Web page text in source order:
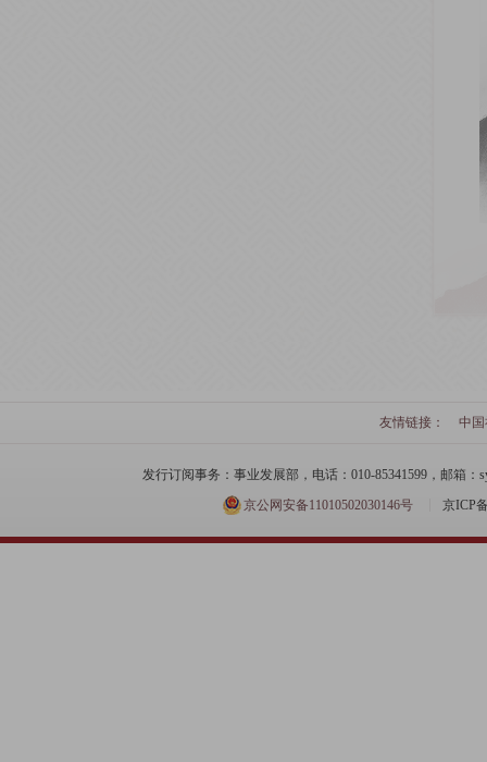
友情链接： 中
发行订阅事务：事业发展部，电话：010-85341599，邮箱：
京公网安备11010502030146号
京ICP